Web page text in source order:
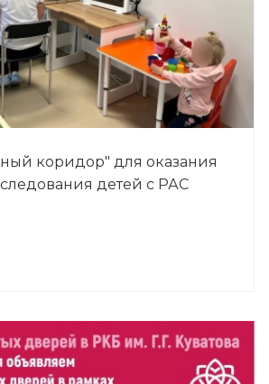
коридор" для оказания
детей с РАС